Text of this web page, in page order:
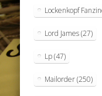
Lockenkopf
Lord James(27)
Lp(47)
Mailorder(250)